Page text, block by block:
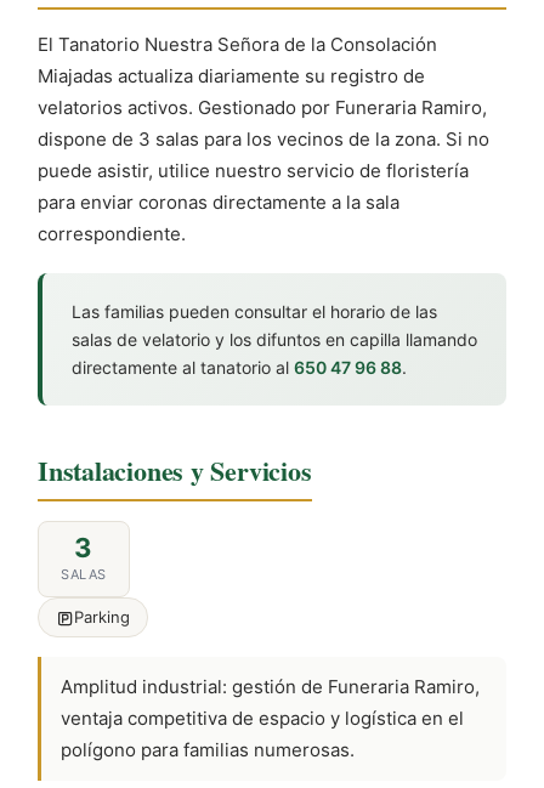
El Tanatorio Nuestra Señora de la Consolación
Miajadas actualiza diariamente su registro de
velatorios activos. Gestionado por Funeraria Ramiro,
dispone de 3 salas para los vecinos de la zona. Si no
puede asistir, utilice nuestro servicio de floristería
para enviar coronas directamente a la sala
correspondiente.
Las familias pueden consultar el horario de las
salas de velatorio y los difuntos en capilla llamando
directamente al tanatorio al 650 47 96 88.
Instalaciones y Servicios
3
SALAS
Parking
Amplitud industrial: gestión de Funeraria Ramiro,
ventaja competitiva de espacio y logística en el
polígono para familias numerosas.